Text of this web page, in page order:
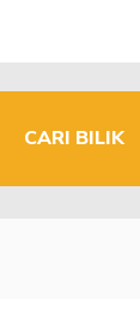
CARI BILIK